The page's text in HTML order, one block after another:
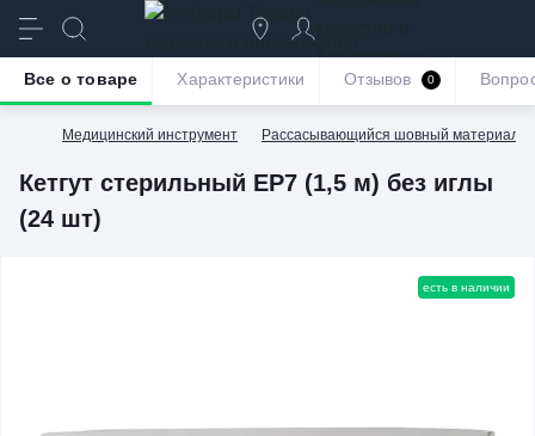
безупречное
обслуживание
Медицинский инструмент Рассасывающийся шовный материал
Кетгут стерильный EP7 (1,5 м) без иглы
(24 шт)
Все о товаре Характеристики Отзывов 0
есть в наличии